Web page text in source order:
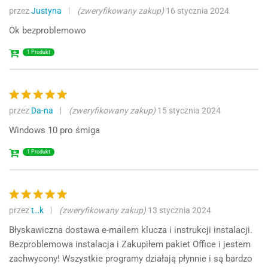
Oceniono
5na 5
przezJustyna (zweryfikowany zakup) 16 stycznia 2024
Ok bezproblemowo
1 Produkt
Oceniono
5na 5
przez Da-na (zweryfikowany zakup) 15 stycznia 2024
Windows 10 pro śmiga
1 Produkt
Oceniono
5na 5
przezt…k (zweryfikowany zakup) 13 stycznia 2024
Błyskawiczna dostawa e-mailem klucza i instrukcji instalacji.
Bezproblemowa instalacja i Zakupiłem pakiet Office i jestem
zachwycony! Wszystkie programy działają płynnie i są bardzo